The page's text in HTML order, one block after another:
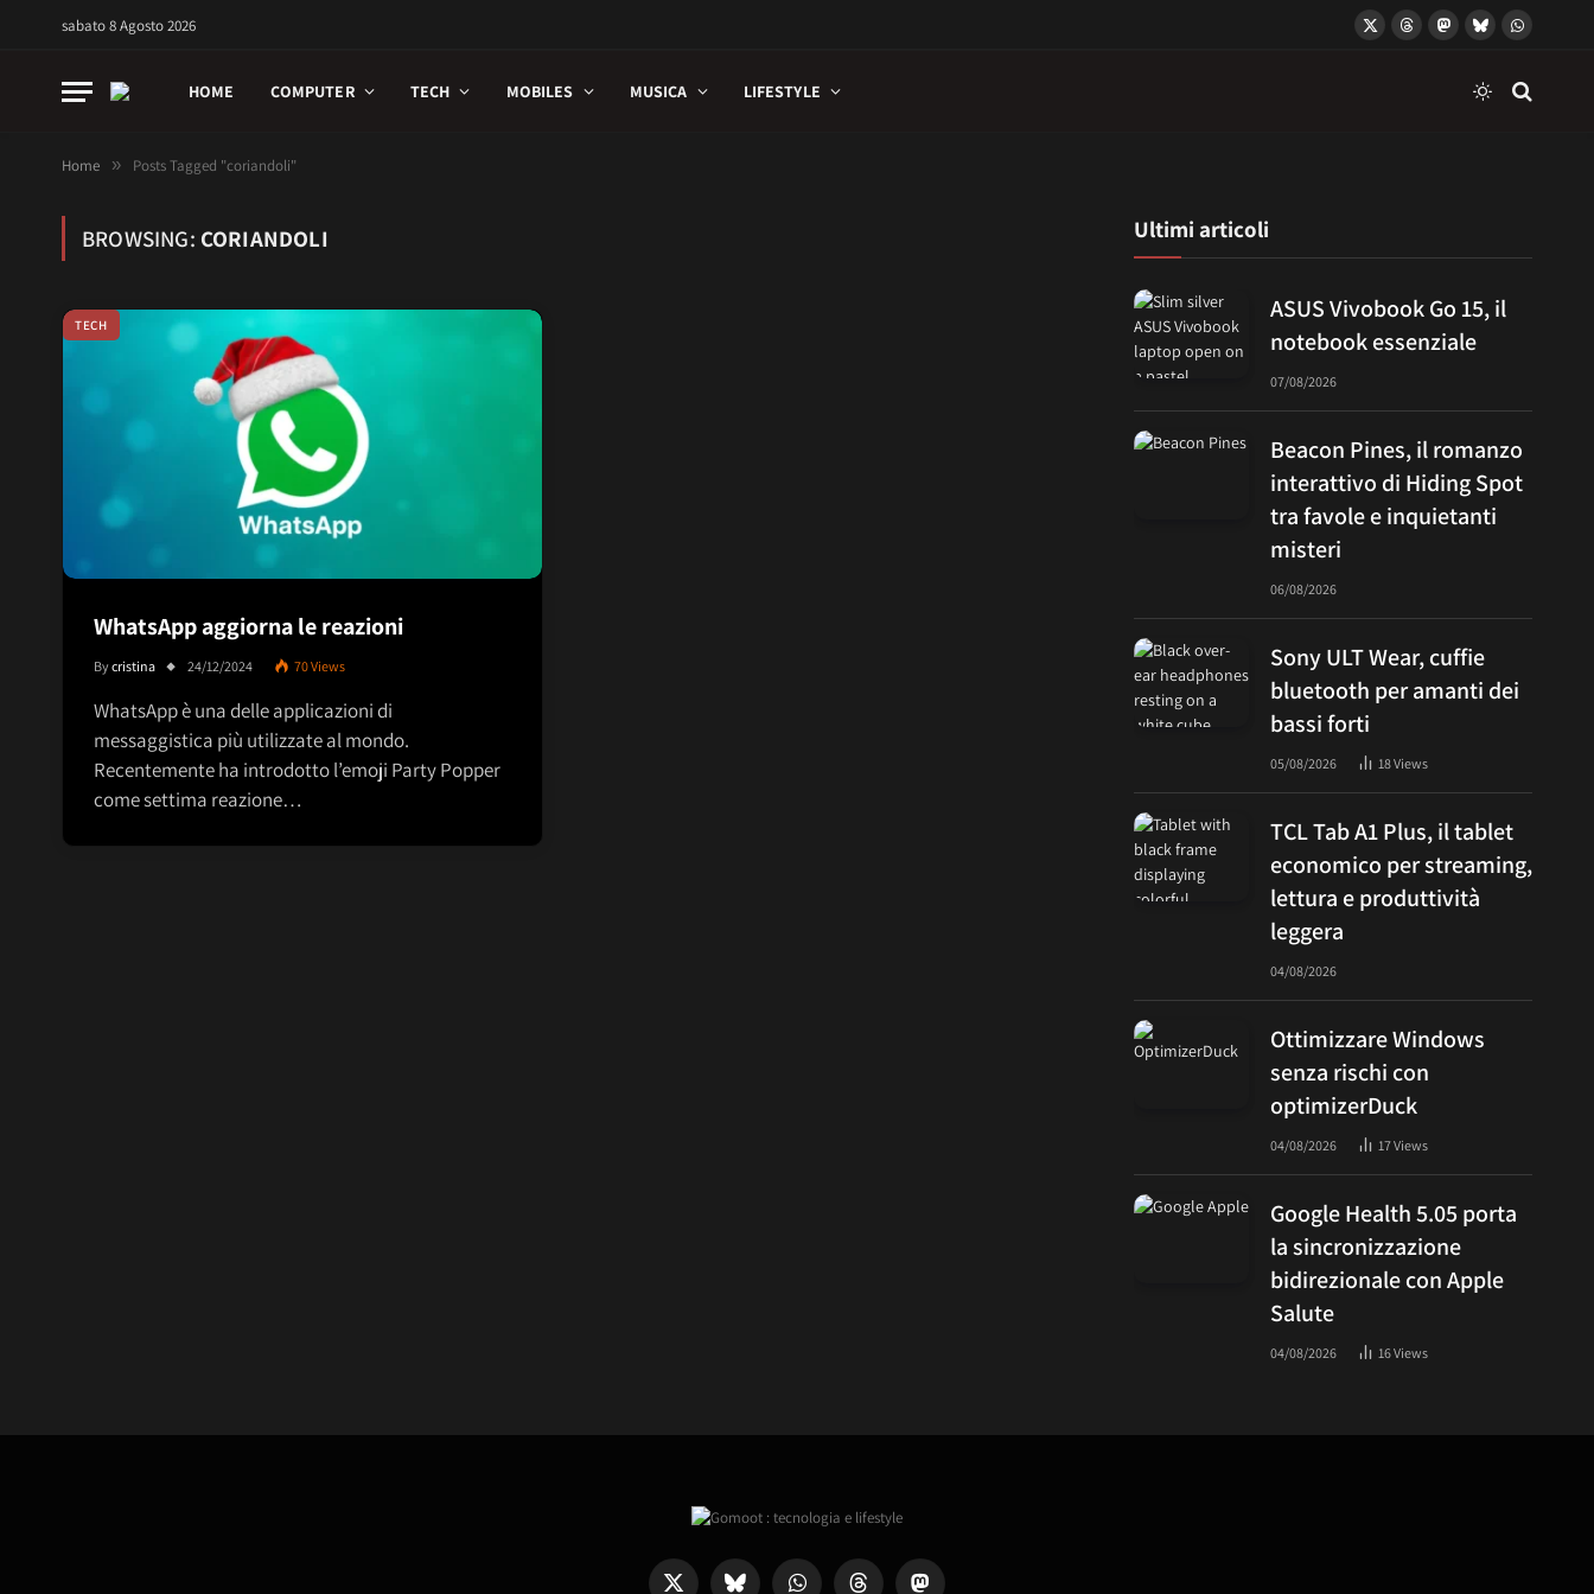
sabato 8 Agosto 2026
X
ThreadsMastodon
BlueskyWhatsApp
HOME COMPUTER TECH MOBILES MUSICA LIFESTYLE
Home » Posts Tagged "coriandoli"
BROWSING: CORIANDOLI
TECH
WhatsApp aggiorna le reazioni
Bycristina 24/12/2024 70Views
WhatsApp è una delle applicazioni di
messaggistica più utilizzate al mondo.
Recentemente ha introdotto l’emoji Party Popper
come settima reazione…
Ultimi articoli
ASUS Vivobook Go 15, il
notebook essenziale
07/08/2026
Beacon Pines, il romanzo
interattivo di Hiding Spot
tra favole e inquietanti
misteri
06/08/2026
Sony ULT Wear, cuffie
bluetooth per amanti dei
bassi forti
05/08/2026 18Views
TCL Tab A1 Plus, il tablet
economico per streaming,
lettura e produttività
leggera
04/08/2026
Ottimizzare Windows
senza rischi con
optimizerDuck
04/08/2026 17Views
Google Health 5.05 porta
la sincronizzazione
bidirezionale con Apple
Salute
04/08/2026 16Views